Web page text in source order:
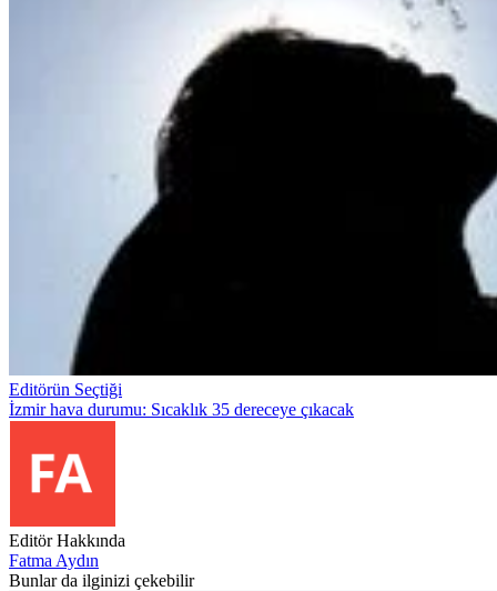
Editörün Seçtiği
İzmir hava durumu: Sıcaklık 35 dereceye çıkacak
Editör Hakkında
Fatma Aydın
Bunlar da ilginizi çekebilir